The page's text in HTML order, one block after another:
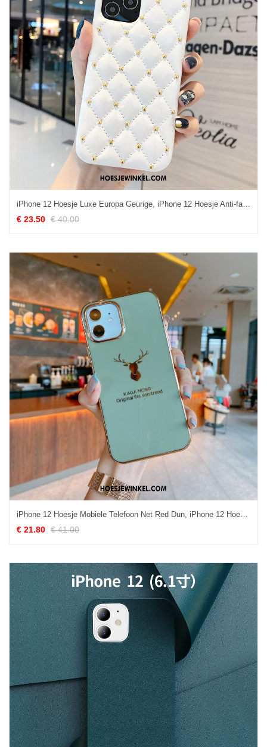
iPhone 12 Hoesje Luxe Europa Geurige, iPhone 12 Hoesje Anti-fall Leer
€ 23.50 € 40.00
iPhone 12 Hoesje Mobiele Telefoon Net Red Dun, iPhone 12 Hoesje Bescherming Nieuw
€ 21.80 € 41.00